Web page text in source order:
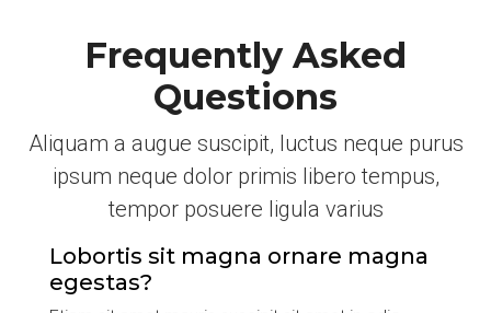
Frequently Asked
Questions
Aliquam a augue suscipit, luctus neque purus
ipsum neque dolor primis libero tempus,
tempor posuere ligula varius
Lobortis sit magna ornare magna
egestas?